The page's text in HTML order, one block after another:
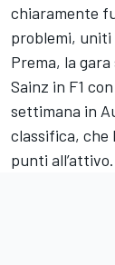
chiaramente
problemi, uniti
Prema, la
Sainz in F1
settimana in
classifica, che
punti all’attivo.